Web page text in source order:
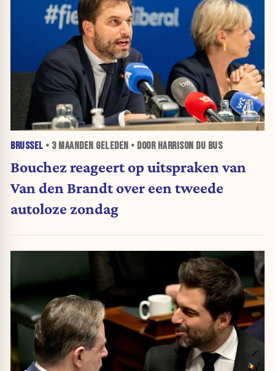
BRUSSEL • 3 MAANDEN GELEDEN • DOOR HARRISON DU BUS
Bouchez reageert op uitspraken van
Van den Brandt over een tweede
autoloze zondag